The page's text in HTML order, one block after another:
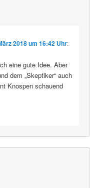
2018 um 16:42 Uhr:
eine gute Idee. Aber
dem „Skeptiker“ auch
Knospen schauend